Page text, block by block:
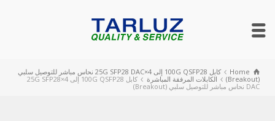
Home
كابل 100G QSFP28 إلى 4×25G SFP28 DAC نحاس مباشر للتوصيل سلبي
(Breakout)
الكابلات المرفقة المباشرة
كابل 100G QSFP28 إلى 4×25G SFP28
DAC نحاس مباشر للتوصيل سلبي (Breakout)